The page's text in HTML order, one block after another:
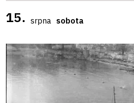
15. srpna sobota